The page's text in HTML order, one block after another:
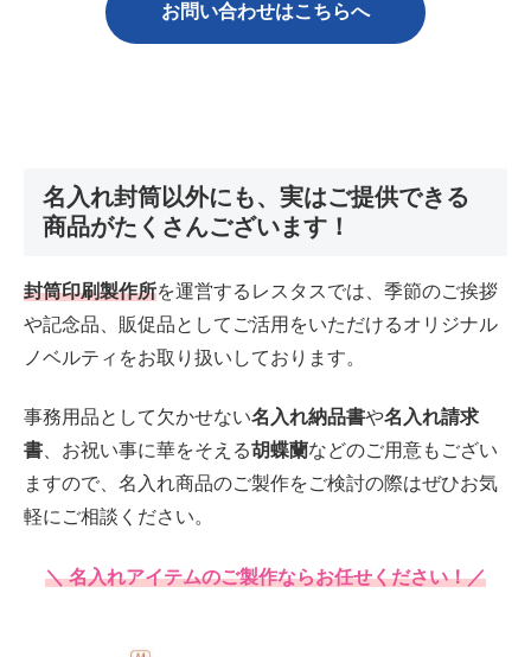
お問い合わせはこちらへ
名入れ封筒以外にも、実はご提供できる
商品がたくさんございます！
封筒印刷製作所を運営するレスタスでは、季節のご挨拶
や記念品、販促品としてご活用をいただけるオリジナル
ノベルティをお取り扱いしております。
事務用品として欠かせない名入れ納品書や名入れ請求
書 、お祝い事に華をそえる胡蝶蘭などのご用意もござい
ますので、名入れ商品のご製作をご検討の際はぜひお気
軽にご相談ください。
＼ 名入れアイテムのご製作ならお任せください！／